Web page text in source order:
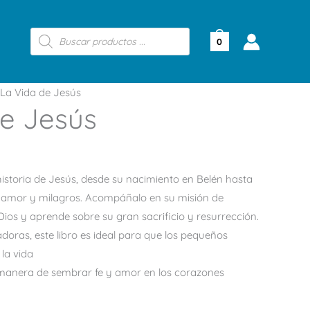
Búsqueda
de
productos
0
Vida de Jesús
Jesús
de Jesús, desde su nacimiento en Belén hasta
y milagros. Acompáñalo en su misión de
y aprende sobre su gran sacrificio y resurrección.
este libro es ideal para que los pequeños
vida
de sembrar fe y amor en los corazones